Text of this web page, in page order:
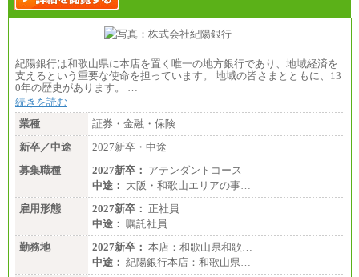
紀陽銀行は和歌山県に本店を置く唯一の地方銀行であり、地域経済を
支えるという重要な使命を担っています。 地域の皆さまとともに、13
0年の歴史があります。 …
続きを読む
業種
証券・金融・保険
新卒／中途
2027新卒・中途
募集職種
2027新卒： アテンダントコース
中途： 大阪・和歌山エリアの事…
雇用形態
2027新卒： 正社員
中途： 嘱託社員
勤務地
2027新卒： 本店：和歌山県和歌…
中途： 紀陽銀行本店：和歌山県…